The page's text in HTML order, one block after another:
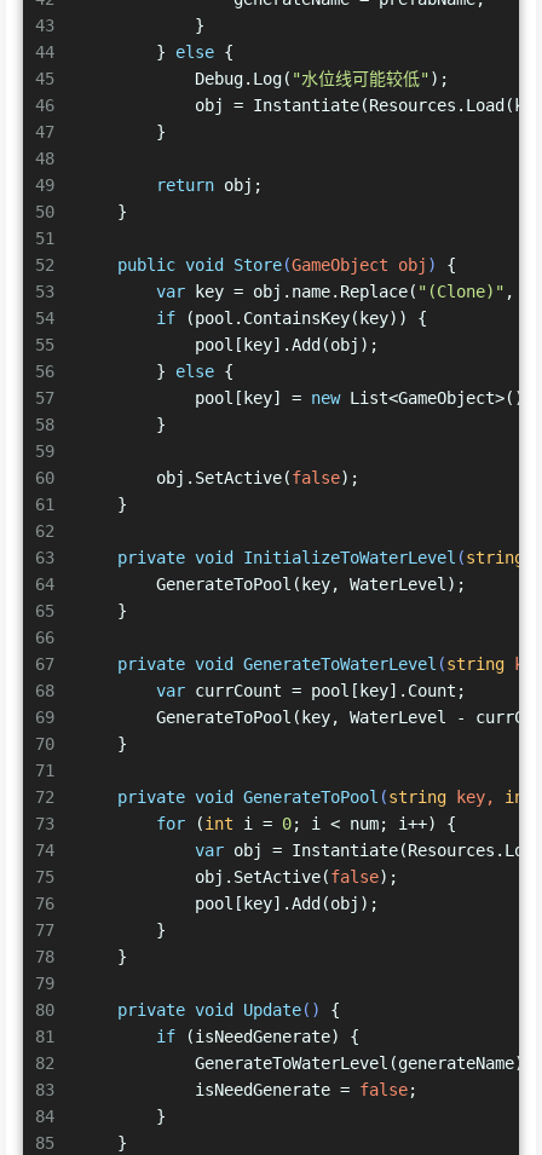
43
44
45
46
47
48
49
50
51
52
53
54
55
56
57
58
59
60
61
62
63
64
65
66
67
68
69
70
71
72
73
74
75
76
77
78
79
80
81
82
83
84
85
            }
        }
else {
            Debug.Log(
"水位线可能较低");
obj =
        }
return obj;
    }
public void Store(GameObject obj )
{
var key = obj.name.Replace( "(Clone)" ,
if (pool.ContainsKey(key)) {
            pool[key].Add(obj);
        }
else {
            pool[key] =
new
        }
        obj.SetActive(
false);
    }
private void InitializeToWaterLevel (string
        GenerateToPool(key, WaterLevel);
    }
private void GenerateToWaterLevel (string key
var currCount = pool[key].Count;
GenerateToPool(key, WaterLevel -
    }
private void GenerateToPool (string key, int
for (int i = 0; i < num; i++) {
var obj =
            obj.SetActive(
false);
            pool[key].Add(obj);
        }
    }
private void Update()
{
if (isNeedGenerate) {
            GenerateToWaterLevel(generateName);
            isNeedGenerate =
false;
        }
    }